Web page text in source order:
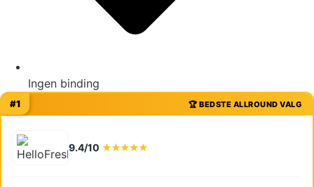
Ingen binding
🏆 BEDSTE ALLROUND VALG
#1
9.4/10 ★★★★★